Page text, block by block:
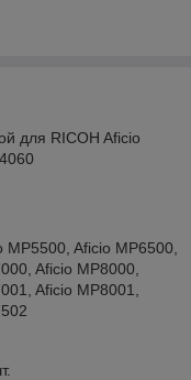
для RICOH Aficio
Aficio MP6500,
Aficio MP8000,
Aficio MP8001,